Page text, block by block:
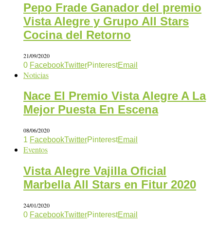
Pepo Frade Ganador del premio
Vista Alegre y Grupo All Stars
Cocina del Retorno
21/09/2020
0 FacebookTwitterPinterestEmail
Noticias
Nace El Premio Vista Alegre A La
Mejor Puesta En Escena
08/06/2020
1 FacebookTwitterPinterestEmail
Eventos
Vista Alegre Vajilla Oficial
Marbella All Stars en Fitur 2020
24/01/2020
0 FacebookTwitterPinterestEmail